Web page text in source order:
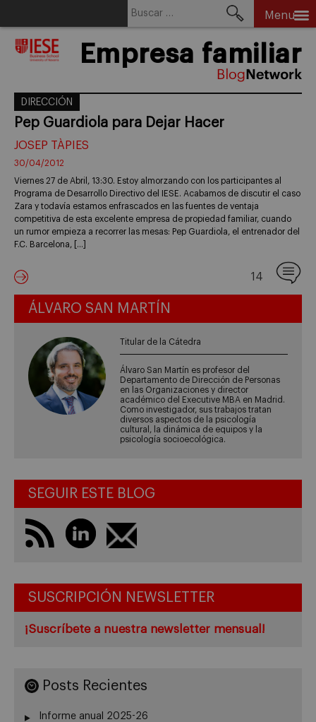
Menu
Empresa familiar
DIRECCIÓN
Pep Guardiola para Dejar Hacer
JOSEP TÀPIES
30/04/2012
Viernes 27 de Abril, 13:30. Estoy almorzando con los participantes al
Programa de Desarrollo Directivo del IESE. Acabamos de discutir el caso
Zara y todavía estamos enfrascados en las fuentes de ventaja
competitiva de esta excelente empresa de propiedad familiar, cuando
un rumor empieza a recorrer las mesas: Pep Guardiola, el entrenador del
F.C. Barcelona, […]
14
ÁLVARO SAN MARTÍN
Titular de la Cátedra
Álvaro San Martín es profesor del
Departamento de Dirección de Personas
en las Organizaciones y director
académico del Executive MBA en Madrid.
Como investigador, sus trabajos tratan
diversos aspectos de la psicología
cultural, la dinámica de equipos y la
psicología socioecológica.
SEGUIR ESTE BLOG
SUSCRIPCIÓN NEWSLETTER
¡Suscríbete a nuestra newsletter mensual!
Posts Recientes
Informe anual 2025-26